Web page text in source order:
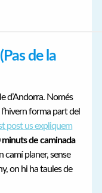
de la
d’Andorra. Només
forma part del
post us expliquem
minuts de caminada
camí planer, sense
on hi ha taules de